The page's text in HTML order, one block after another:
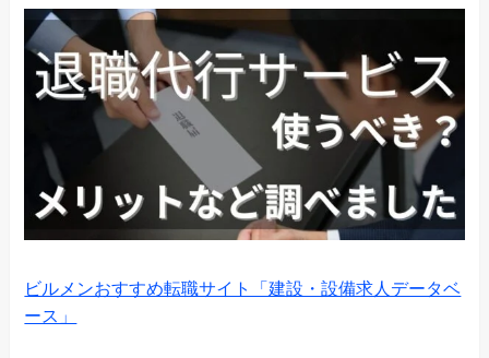
ビルメンおすすめ転職サイト「建設・設備求人データベ
ース」